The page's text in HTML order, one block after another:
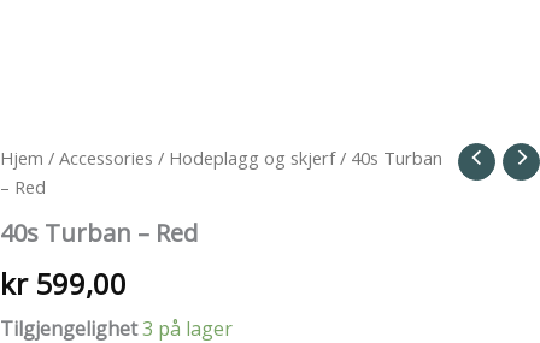
Hjem / Accessories / Hodeplagg og skjerf/ 40s Turban
– Red
40s Turban – Red
kr599,00
Tilgjengelighet3 på lager